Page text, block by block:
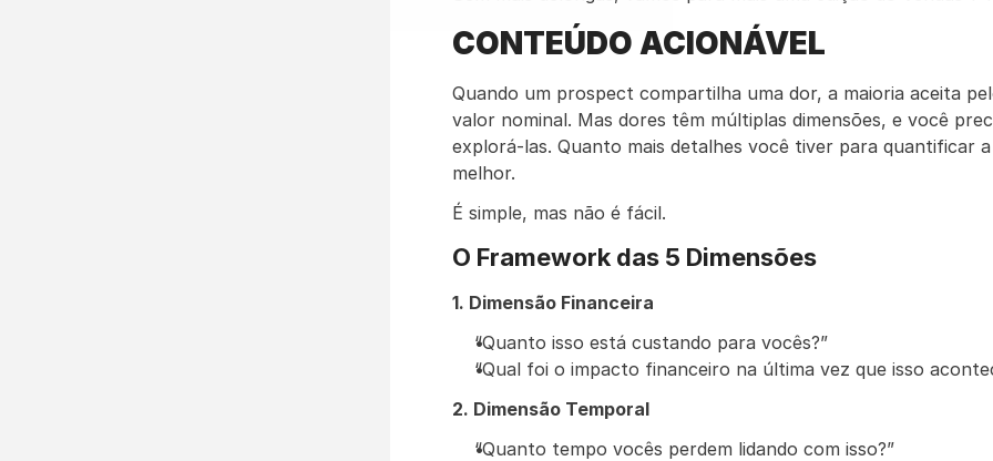
CONTEÚDO ACIONÁVEL
Quando um prospect compartilha uma dor, a maioria aceita
valor nominal. Mas dores têm múltiplas dimensões, e você
explorá-las. Quanto mais detalhes você tiver para quantificar
melhor.
É simple, mas não é fácil.
O Framework das 5 Dimensões
1. Dimensão Financeira
“Quanto isso está custando para vocês?”
“Qual foi o impacto financeiro na última vez que isso
2. Dimensão Temporal
“Quanto tempo vocês perdem lidando com isso?”